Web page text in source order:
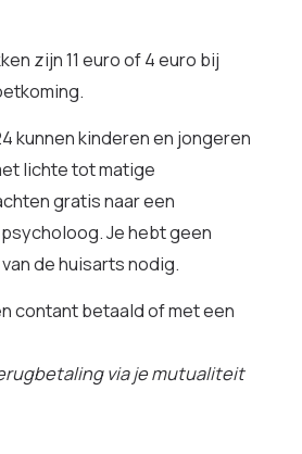
zijn 11 euro of 4 euro bij
kunnen kinderen en jongeren
lichte tot matige
gratis naar een
Je hebt geen
de huisarts nodig.
contant betaald of met een
via je mutualiteit